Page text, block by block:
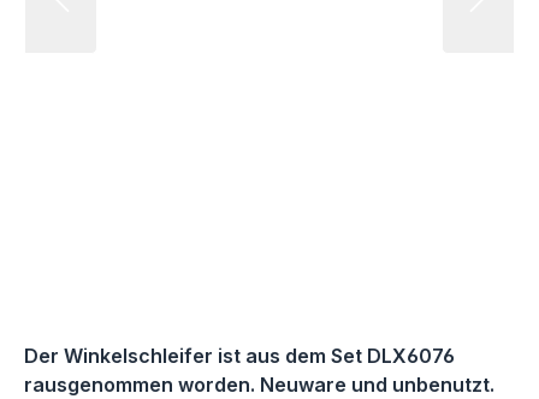
Der Winkelschleifer ist aus dem Set DLX6076
rausgenommen worden. Neuware und unbenutzt.